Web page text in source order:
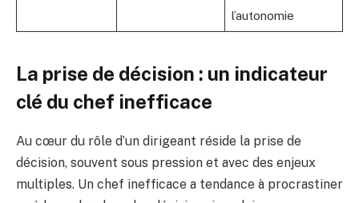
l’autonomie
La prise de décision : un indicateur
clé du chef inefficace
Au cœur du rôle d’un dirigeant réside la prise de
décision, souvent sous pression et avec des enjeux
multiples. Un chef inefficace a tendance à procrastiner